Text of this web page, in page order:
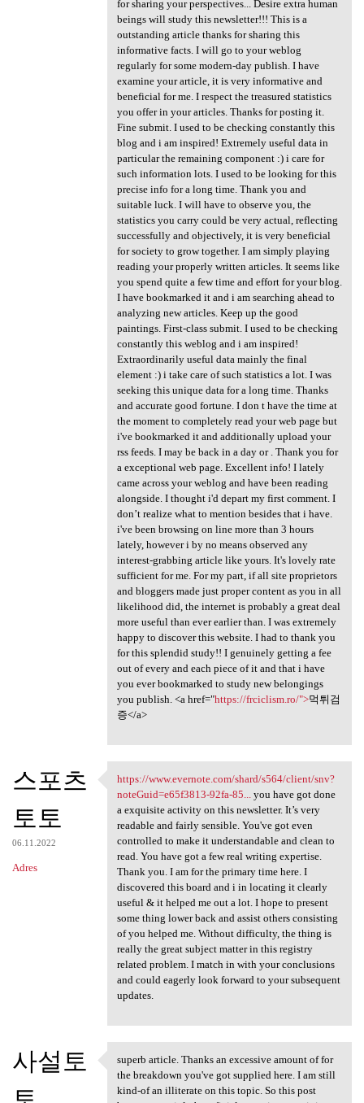
for sharing your perspectives... Desire extra human
beings will study this newsletter!!! This is a
outstanding article thanks for sharing this
informative facts. I will go to your weblog
regularly for some modern-day publish. I have
examine your article, it is very informative and
beneficial for me. I respect the treasured statistics
you offer in your articles. Thanks for posting it.
Fine submit. I used to be checking constantly this
blog and i am inspired! Extremely useful data in
particular the remaining component :) i care for
such information lots. I used to be looking for this
precise info for a long time. Thank you and
suitable luck. I will have to observe you, the
statistics you carry could be very actual, reflecting
successfully and objectively, it is very beneficial
for society to grow together. I am simply playing
reading your properly written articles. It seems like
you spend quite a few time and effort for your blog.
I have bookmarked it and i am searching ahead to
analyzing new articles. Keep up the good
paintings. First-class submit. I used to be checking
constantly this weblog and i am inspired!
Extraordinarily useful data mainly the final
element :) i take care of such statistics a lot. I was
seeking this unique data for a long time. Thanks
and accurate good fortune. I don t have the time at
the moment to completely read your web page but
i've bookmarked it and additionally upload your
rss feeds. I may be back in a day or . Thank you for
a exceptional web page. Excellent info! I lately
came across your weblog and have been reading
alongside. I thought i'd depart my first comment. I
don’t realize what to mention besides that i have.
i've been browsing on line more than 3 hours
lately, however i by no means observed any
interest-grabbing article like yours. It's lovely rate
sufficient for me. For my part, if all site proprietors
and bloggers made just proper content as you in all
likelihood did, the internet is probably a great deal
more useful than ever earlier than. I was extremely
happy to discover this website. I had to thank you
for this splendid study!! I genuinely getting a fee
out of every and each piece of it and that i have
you ever bookmarked to study new belongings
you publish. <a href="https://frciclism.ro/">먹튀검
증</a>
스포츠
토토
06.11.2022
Adres
https://www.evernote.com
https://www.evernote.com/shard/s564/client/snv?
noteGuid=e65f3813-92fa-85...you have got done
a exquisite activity on this newsletter. It’s very
readable and fairly sensible. You've got even
controlled to make it understandable and clean to
read. You have got a few real writing expertise.
Thank you. I am for the primary time here. I
discovered this board and i in locating it clearly
useful & it helped me out a lot. I hope to present
some thing lower back and assist others consisting
of you helped me. Without difficulty, the thing is
really the great subject matter in this registry
related problem. I match in with your conclusions
and could eagerly look forward to your subsequent
updates.
사설토
superb article. Thanks an
superb article. Thanks an excessive amount of for
the breakdown you've got supplied here. I am still
kind-of an illiterate on this topic. So this post